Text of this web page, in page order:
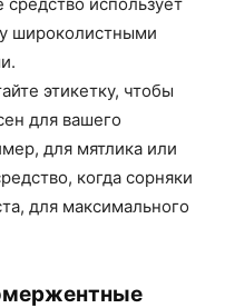
широколистными
этикетку, чтобы
для вашего
для мятлика или
когда сорняки
для максимального